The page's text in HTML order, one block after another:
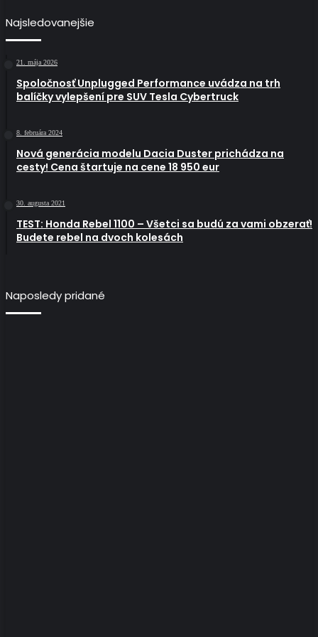
Najsledovanejšie
21. mája 2026
Spoločnosť Unplugged Performance uvádza na trh
balíčky vylepšení pre SUV Tesla Cybertruck
8. februára 2024
Nová generácia modelu Dacia Duster prichádza na
cesty! Cena štartuje na cene 18 950 eur
30. augusta 2021
TEST: Honda Rebel 1100 – Všetci sa budú za vami obzerať!
Budete rebel na dvoch kolesách
Naposledy pridané